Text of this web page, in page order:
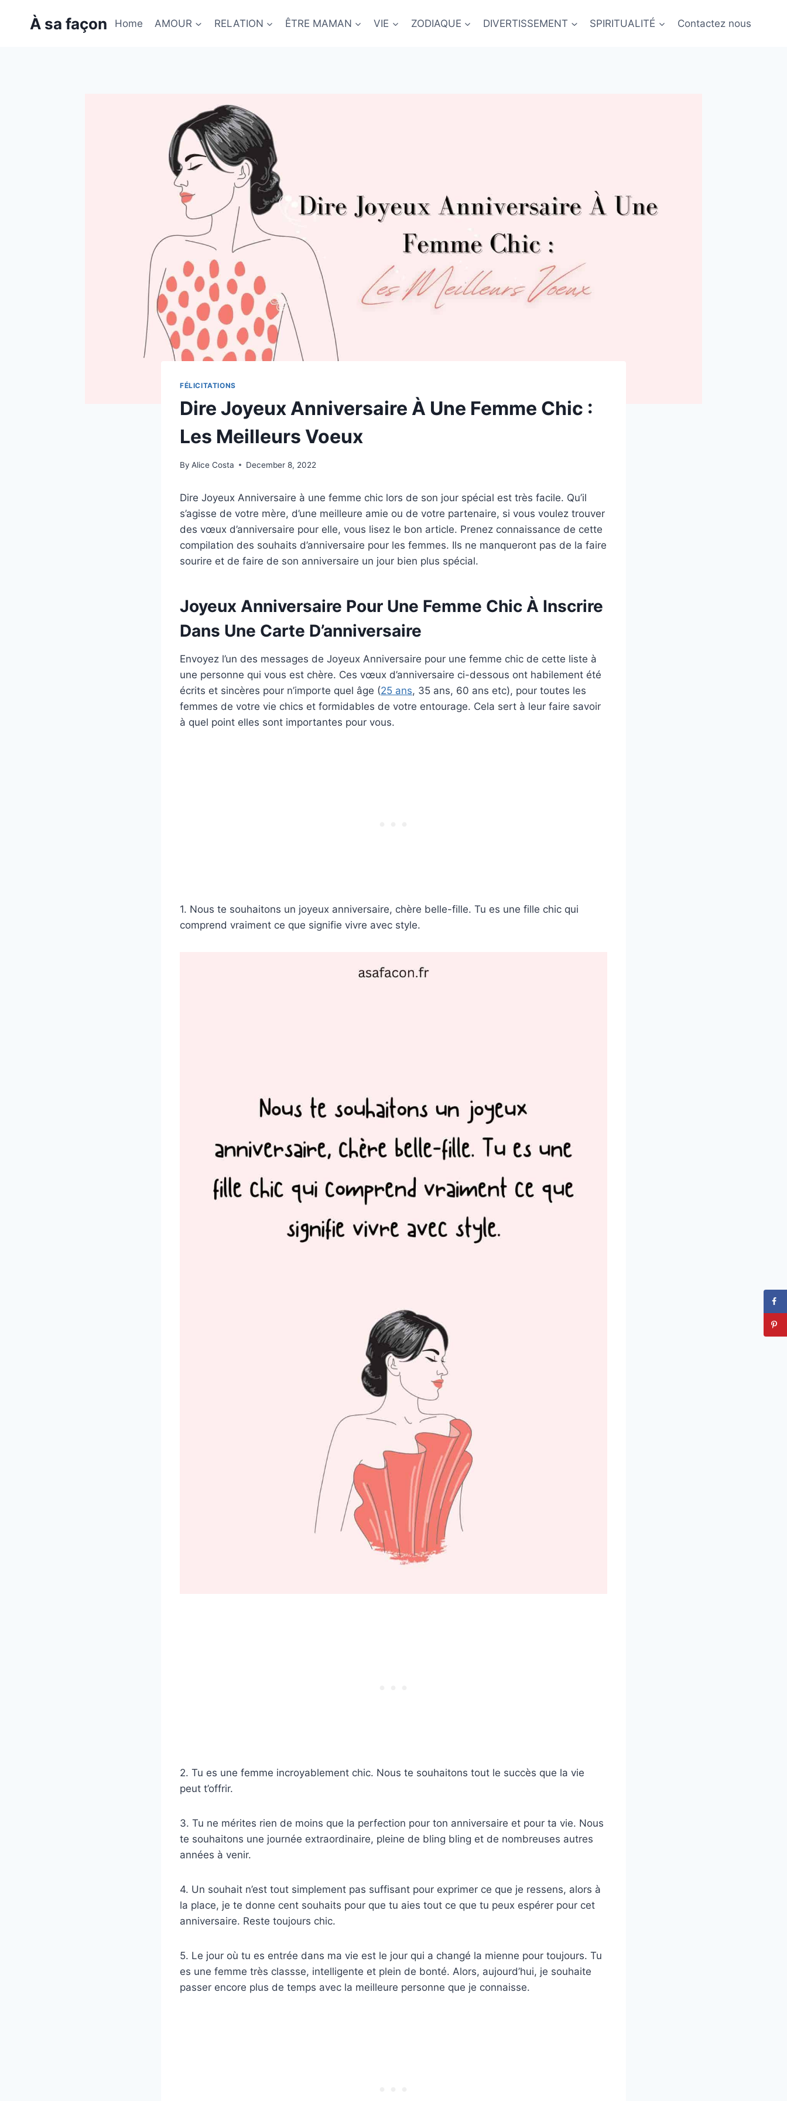
À sa façon Home AMOUR RELATION ÊTRE MAMAN VIE ZODIAQUE DIVERTISSEMENT SPIRITUALITÉ Contactez nous
FÉLICITATIONS
Dire Joyeux Anniversaire À Une Femme Chic :
Les Meilleurs Voeux
By Alice Costa December 8, 2022
Dire Joyeux Anniversaire à une femme chic lors de son jour spécial est très facile. Qu’il
s’agisse de votre mère, d’une meilleure amie ou de votre partenaire, si vous voulez trouver
des vœux d’anniversaire pour elle, vous lisez le bon article. Prenez connaissance de cette
compilation des souhaits d’anniversaire pour les femmes. Ils ne manqueront pas de la faire
sourire et de faire de son anniversaire un jour bien plus spécial.
Joyeux Anniversaire Pour Une Femme Chic À Inscrire
Dans Une Carte D’anniversaire
Envoyez l’un des messages de Joyeux Anniversaire pour une femme chic de cette liste à
une personne qui vous est chère. Ces vœux d’anniversaire ci-dessous ont habilement été
écrits et sincères pour n’importe quel âge (25 ans, 35 ans, 60 ans etc), pour toutes les
femmes de votre vie chics et formidables de votre entourage. Cela sert à leur faire savoir
à quel point elles sont importantes pour vous.
1. Nous te souhaitons un joyeux anniversaire, chère belle-fille. Tu es une fille chic qui
comprend vraiment ce que signifie vivre avec style.
2. Tu es une femme incroyablement chic. Nous te souhaitons tout le succès que la vie
peut t’offrir.
3. Tu ne mérites rien de moins que la perfection pour ton anniversaire et pour ta vie. Nous
te souhaitons une journée extraordinaire, pleine de bling bling et de nombreuses autres
années à venir.
4. Un souhait n’est tout simplement pas suffisant pour exprimer ce que je ressens, alors à
la place, je te donne cent souhaits pour que tu aies tout ce que tu peux espérer pour cet
anniversaire. Reste toujours chic.
5. Le jour où tu es entrée dans ma vie est le jour qui a changé la mienne pour toujours. Tu
es une femme très classse, intelligente et plein de bonté. Alors, aujourd’hui, je souhaite
passer encore plus de temps avec la meilleure personne que je connaisse.